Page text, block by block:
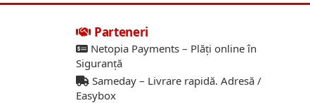
Parteneri
Netopia Payments – Plăți online în
Siguranță
Sameday – Livrare rapidă. Adresă /
Easybox